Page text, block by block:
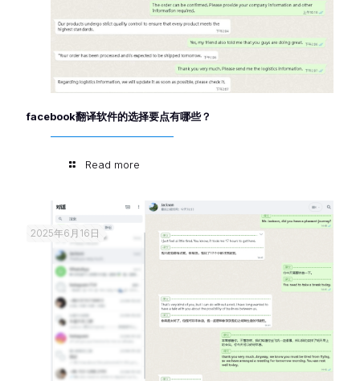
facebook翻译软件的选择要点有哪些？
Read more
2025年6月16日